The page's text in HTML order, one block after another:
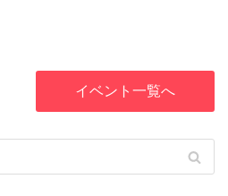
イベント一覧へ